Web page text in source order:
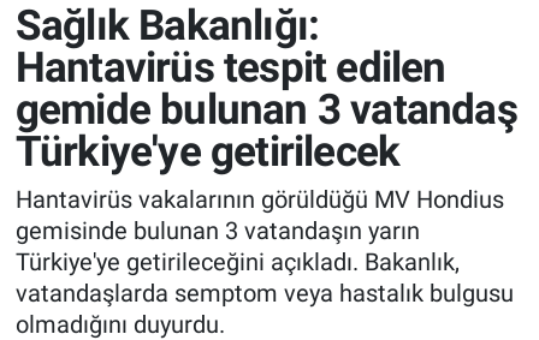
Sağlık Bakanlığı:
Hantavirüs tespit edilen
gemide bulunan 3 vatandaş
Türkiye'ye getirilecek
Hantavirüs vakalarının görüldüğü MV Hondius
gemisinde bulunan 3 vatandaşın yarın
Türkiye'ye getirileceğini açıkladı. Bakanlık,
vatandaşlarda semptom veya hastalık bulgusu
olmadığını duyurdu.